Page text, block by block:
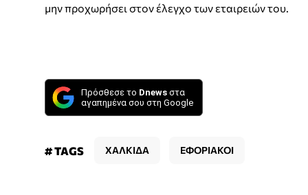
μην προχωρήσει στον έλεγχο των εταιρειών του.
Πρόσθεσε το Dnews στα
αγαπημένα σου στη Google
# TAGS ΧΑΛΚΙΔΑ ΕΦΟΡΙΑΚΟΙ